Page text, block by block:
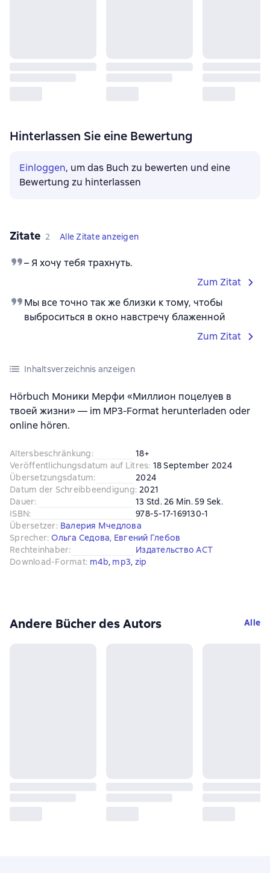
Hinterlassen Sie eine Bewertung
Einloggen, um das Buch zu bewerten und eine
Bewertung zu hinterlassen
Zitate 2 Alle Zitate anzeigen
– Я хочу тебя трахнуть.
Zum Zitat
Мы все точно так же близки к тому, чтобы
выброситься в окно навстречу блаженной
Zum Zitat
Inhaltsverzeichnis anzeigen
Hörbuch Моники Мерфи «Миллион поцелуев в
твоей жизни» — im MP3-Format herunterladen oder
online hören.
Altersbeschränkung:
18+
Veröffentlichungsdatum auf Litres: 18 September 2024
Übersetzungsdatum:
2024
Datum der Schreibbeendigung: 2021
Dauer:
13 Std. 26 Min. 59 Sek.
ISBN:
978-5-17-169130-1
Übersetzer: Валерия Мчедлова
Sprecher: Ольга Седова, Евгений Глебов
Rechteinhaber:
Издательство АСТ
Download-Format: m4b, mp3, zip
Andere Bücher des Autors Alle